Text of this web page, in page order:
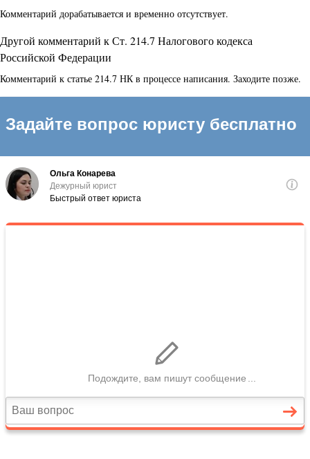
Комментарий дорабатывается и временно отсутствует.
Другой комментарий к Ст. 214.7 Налогового кодекса
Российской Федерации
Комментарий к статье 214.7 НК в процессе написания. Заходите позже.